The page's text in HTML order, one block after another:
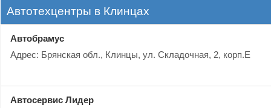
Автотехцентры в Клинцах
Автобрамус
Адрес: Брянская обл., Клинцы, ул. Складочная, 2, корп.Е
Автосервис Лидер